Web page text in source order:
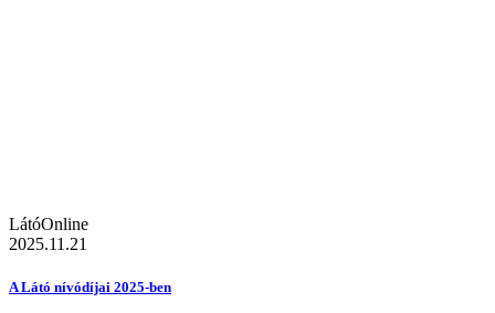
LátóOnline
2025.11.21
A Látó nívódíjai 2025-ben